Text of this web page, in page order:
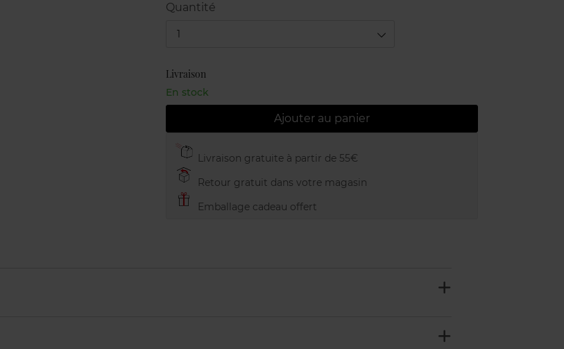
Quantité
1
Livraison
En stock
Ajouter au panier
Livraison gratuite à partir de 55€
Retour gratuit dans votre magasin
Emballage cadeau offert